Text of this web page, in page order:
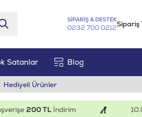
SİPARİŞ & DESTEK
0232 700 0212Sipariş
Satanlar Blog
Hediyeli Ürünler
200 TLİndirim 10.000